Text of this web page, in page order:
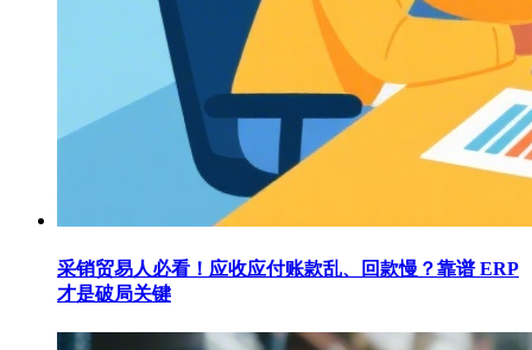
采销贸易人必看！应收应付账款乱、回款慢？靠谱 ERP
才是破局关键